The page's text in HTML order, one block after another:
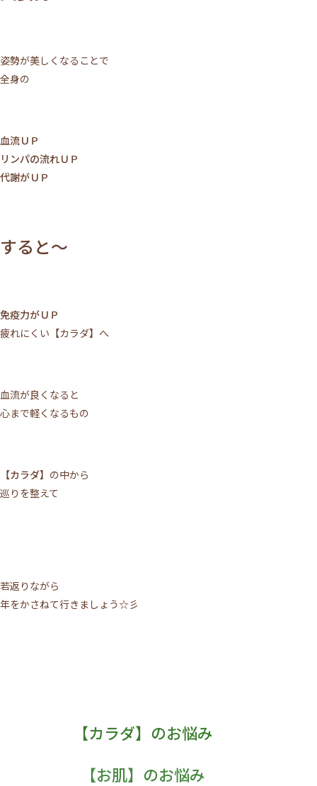
BRIDAL
姿勢が美しくなることで
全身の
血流ＵＰ
リンパの流れＵＰ
代謝がＵＰ
すると～
免疫力がＵＰ
疲れにくい【カラダ】へ
血流が良くなると
心まで軽くなるもの
【カラダ】 の中から
巡りを整えて
若返りながら
年をかさねて行きましょう☆彡
【カラダ】のお悩み
【お肌】のお悩み